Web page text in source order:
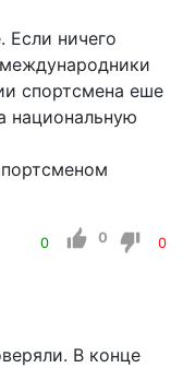
Если ничего
спортсмена еше
национальную
0 0 0
В конце